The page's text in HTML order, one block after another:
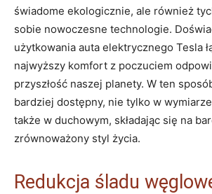
świadome ekologicznie, ale również
sobie nowoczesne technologie.
użytkowania auta elektrycznego Tesla
najwyższy komfort z poczuciem
przyszłość naszej planety. W ten
bardziej dostępny, nie tylko w
także w duchowym, składając się na
zrównoważony styl życia.
Redukcja śladu